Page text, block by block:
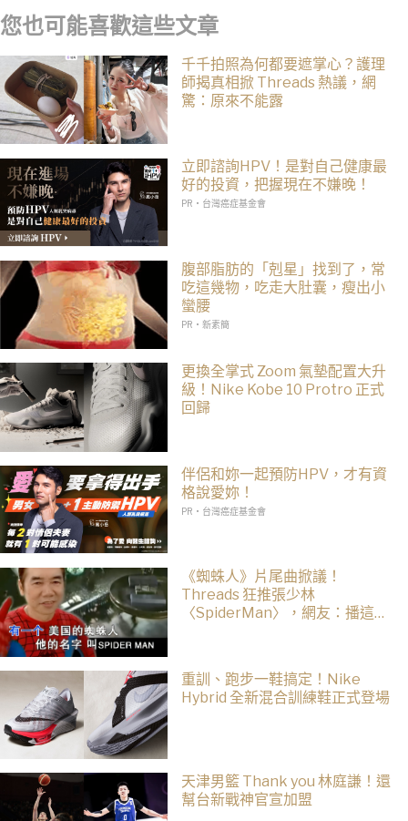
您也可能喜歡這些文章
千千拍照為何都要遮掌心？護理
師揭真相掀 Threads 熱議，網
驚：原來不能露
立即諮詢HPV！是對自己健康最
好的投資，把握現在不嫌晚！
PR・台灣癌症基金會
腹部脂肪的「剋星」找到了，常
吃這幾物，吃走大肚囊，瘦出小
蠻腰
PR・新素簡
更換全掌式 Zoom 氣墊配置大升
級！Nike Kobe 10 Protro 正式
回歸
伴侶和妳一起預防HPV，才有資
格說愛妳！
PR・台灣癌症基金會
《蜘蛛人》片尾曲掀議！
Threads 狂推張少林
〈SpiderMan〉，網友：播這個
重訓、跑步一鞋搞定！Nike
Hybrid 全新混合訓練鞋正式登場
天津男籃 Thank you 林庭謙！還
幫台新戰神官宣加盟